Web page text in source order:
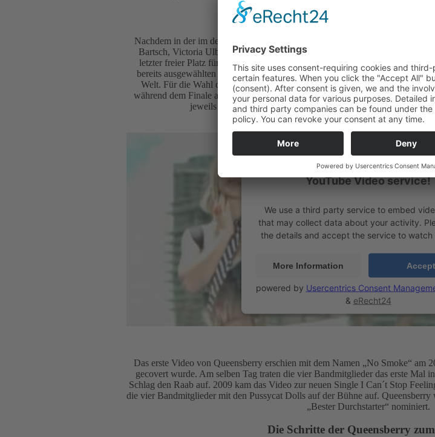
Die ersten Durchbrüche
Nachdem in der im deutschsprachigem Raum bekannten Castingshow
Bartsch, Victoria Ulbich und Gabreilla De Almeida Rinne von der Jury für
letzter freier Platz für die Besetzung übrig. Drei Kandidatinnen standen zur
bereits ausgewählten Mädels der Band ein Album auf. Die drei
Welt. Für die Wahl des vierten Bandmitgliedes waren die Zahlen der
während dem Finale ausschlaggebend. Pro Anruf im Televoting, sowie pro
jeweils eine Stimme. Aus dieser Wahl ging als viertes
We need your consent to
YouTube Video service!
We use a third party service to embed
that may collect data about your activity.
the details and accept the service to watch
More Information Accept
powered by Usercentrics Consent
& eRecht24
Das erste Video von Queensberry erschien mit dem Namen „No Smoke“ am
gecovert wurde. Am selben Tag traten die vier Bandmitglieder das erste Mal
Schlag den Raab auf. 2009 kam das Video zur neuen Single I Can´t Stop
die vier Bandmitglieder mit den Pussycat Dolls auf der Bühne auf.
„Bester Durchstarter“ nominiert.
Die Schritte der Queensberry